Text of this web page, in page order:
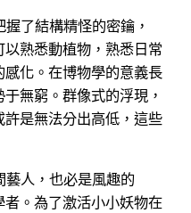
握了結構精怪的密鑰，
熟悉動植物，熟悉日常
化。在博物學的意義長
無窮。群像式的浮現，
是無法分出高低，這些
藝人，也必是風趣的
。為了激活小小妖物在